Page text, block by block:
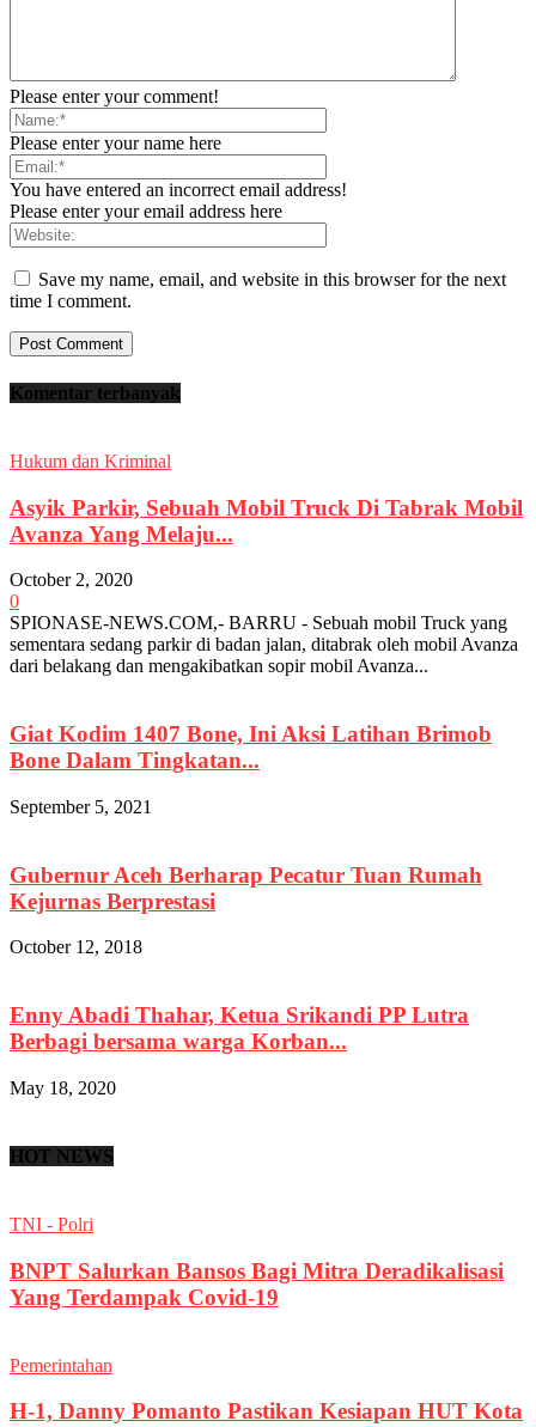
Please enter your comment!
Please enter your name here
You have entered an incorrect email address!
Please enter your email address here
Save my name, email, and website in this browser for the next
time I comment.
Komentar terbanyak
Hukum dan Kriminal
Asyik Parkir, Sebuah Mobil Truck Di Tabrak Mobil
Avanza Yang Melaju...
October 2, 2020
0
SPIONASE-NEWS.COM,- BARRU - Sebuah mobil Truck yang
sementara sedang parkir di badan jalan, ditabrak oleh mobil Avanza
dari belakang dan mengakibatkan sopir mobil Avanza...
Giat Kodim 1407 Bone, Ini Aksi Latihan Brimob
Bone Dalam Tingkatan...
September 5, 2021
Gubernur Aceh Berharap Pecatur Tuan Rumah
Kejurnas Berprestasi
October 12, 2018
Enny Abadi Thahar, Ketua Srikandi PP Lutra
Berbagi bersama warga Korban...
May 18, 2020
HOT NEWS
TNI - Polri
BNPT Salurkan Bansos Bagi Mitra Deradikalisasi
Yang Terdampak Covid-19
Pemerintahan
H-1, Danny Pomanto Pastikan Kesiapan HUT Kota